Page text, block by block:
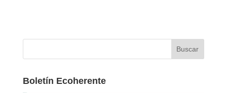
Boletín Ecoherente